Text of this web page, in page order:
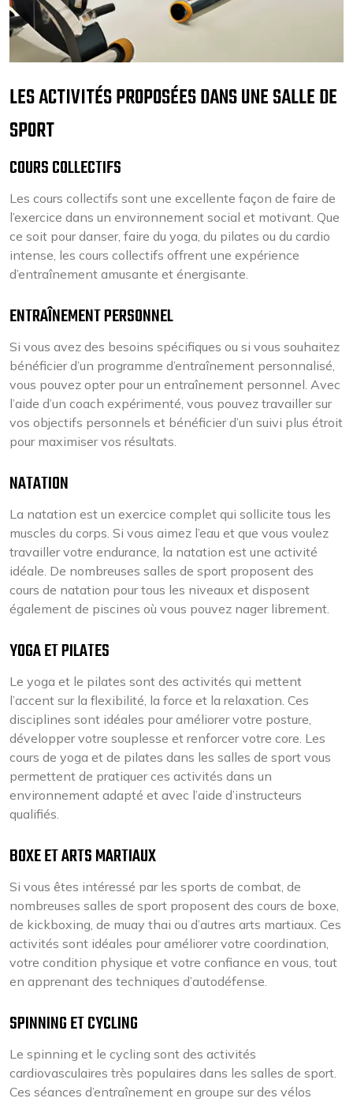
LES ACTIVITÉS PROPOSÉES DANS UNE SALLE DE
SPORT
COURS COLLECTIFS
Les cours collectifs sont une excellente façon de faire de
l’exercice dans un environnement social et motivant. Que
ce soit pour danser, faire du yoga, du pilates ou du cardio
intense, les cours collectifs offrent une expérience
d’entraînement amusante et énergisante.
ENTRAÎNEMENT PERSONNEL
Si vous avez des besoins spécifiques ou si vous souhaitez
bénéficier d’un programme d’entraînement personnalisé,
vous pouvez opter pour un entraînement personnel. Avec
l’aide d’un coach expérimenté, vous pouvez travailler sur
vos objectifs personnels et bénéficier d’un suivi plus étroit
pour maximiser vos résultats.
NATATION
La natation est un exercice complet qui sollicite tous les
muscles du corps. Si vous aimez l’eau et que vous voulez
travailler votre endurance, la natation est une activité
idéale. De nombreuses salles de sport proposent des
cours de natation pour tous les niveaux et disposent
également de piscines où vous pouvez nager librement.
YOGA ET PILATES
Le yoga et le pilates sont des activités qui mettent
l’accent sur la flexibilité, la force et la relaxation. Ces
disciplines sont idéales pour améliorer votre posture,
développer votre souplesse et renforcer votre core. Les
cours de yoga et de pilates dans les salles de sport vous
permettent de pratiquer ces activités dans un
environnement adapté et avec l’aide d’instructeurs
qualifiés.
BOXE ET ARTS MARTIAUX
Si vous êtes intéressé par les sports de combat, de
nombreuses salles de sport proposent des cours de boxe,
de kickboxing, de muay thai ou d’autres arts martiaux. Ces
activités sont idéales pour améliorer votre coordination,
votre condition physique et votre confiance en vous, tout
en apprenant des techniques d’autodéfense.
SPINNING ET CYCLING
Le spinning et le cycling sont des activités
cardiovasculaires très populaires dans les salles de sport.
Ces séances d’entraînement en groupe sur des vélos